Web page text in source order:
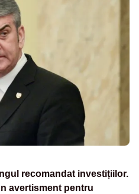
recomandat investițiilor.
avertisment pentru